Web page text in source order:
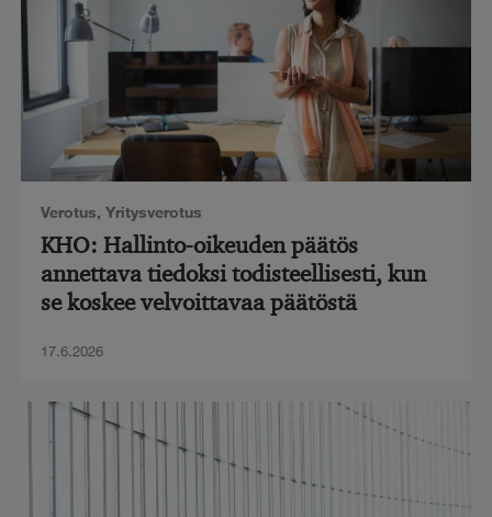
Verotus, Yritysverotus
KHO: Hallinto-oikeuden päätös
annettava tiedoksi todisteellisesti, kun
se koskee velvoittavaa päätöstä
17.6.2026